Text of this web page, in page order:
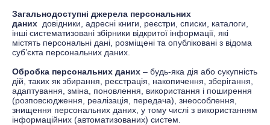
Загальнодоступні джерела персональних
даних довідники, адресні книги, реєстри, списки, каталоги,
інші систематизовані збірники відкритої інформації, які
містять персональні дані, розміщені та опубліковані з відома
суб’єкта персональних даних.
Обробка персональних даних – будь-яка дія або сукупність
дій, таких як збирання, реєстрація, накопичення, зберігання,
адаптування, зміна, поновлення, використання і поширення
(розповсюдження, реалізація, передача), знеособлення,
знищення персональних даних, у тому числі з використанням
інформаційних (автоматизованих) систем.